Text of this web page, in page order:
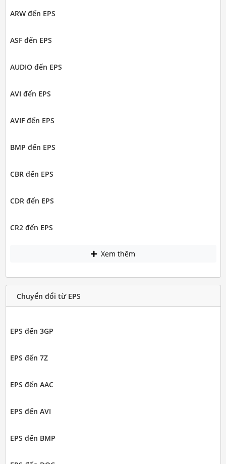
ARW đến EPS
ASF đến EPS
AUDIO đến EPS
AVI đến EPS
AVIF đến EPS
BMP đến EPS
CBR đến EPS
CDR đến EPS
CR2 đến EPS
Xem thêm
Chuyển đổi từ EPS
EPS đến 3GP
EPS đến 7Z
EPS đến AAC
EPS đến AVI
EPS đến BMP